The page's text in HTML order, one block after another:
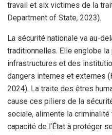
travail et six victimes de la
Department of State, 2023).
La sécurité nationale va au-
traditionnelles. Elle englobe
infrastructures et des
dangers internes et externes
2024). La traite des êtres
cause ces piliers de la
sociale, alimente la
capacité de l’État à protéger